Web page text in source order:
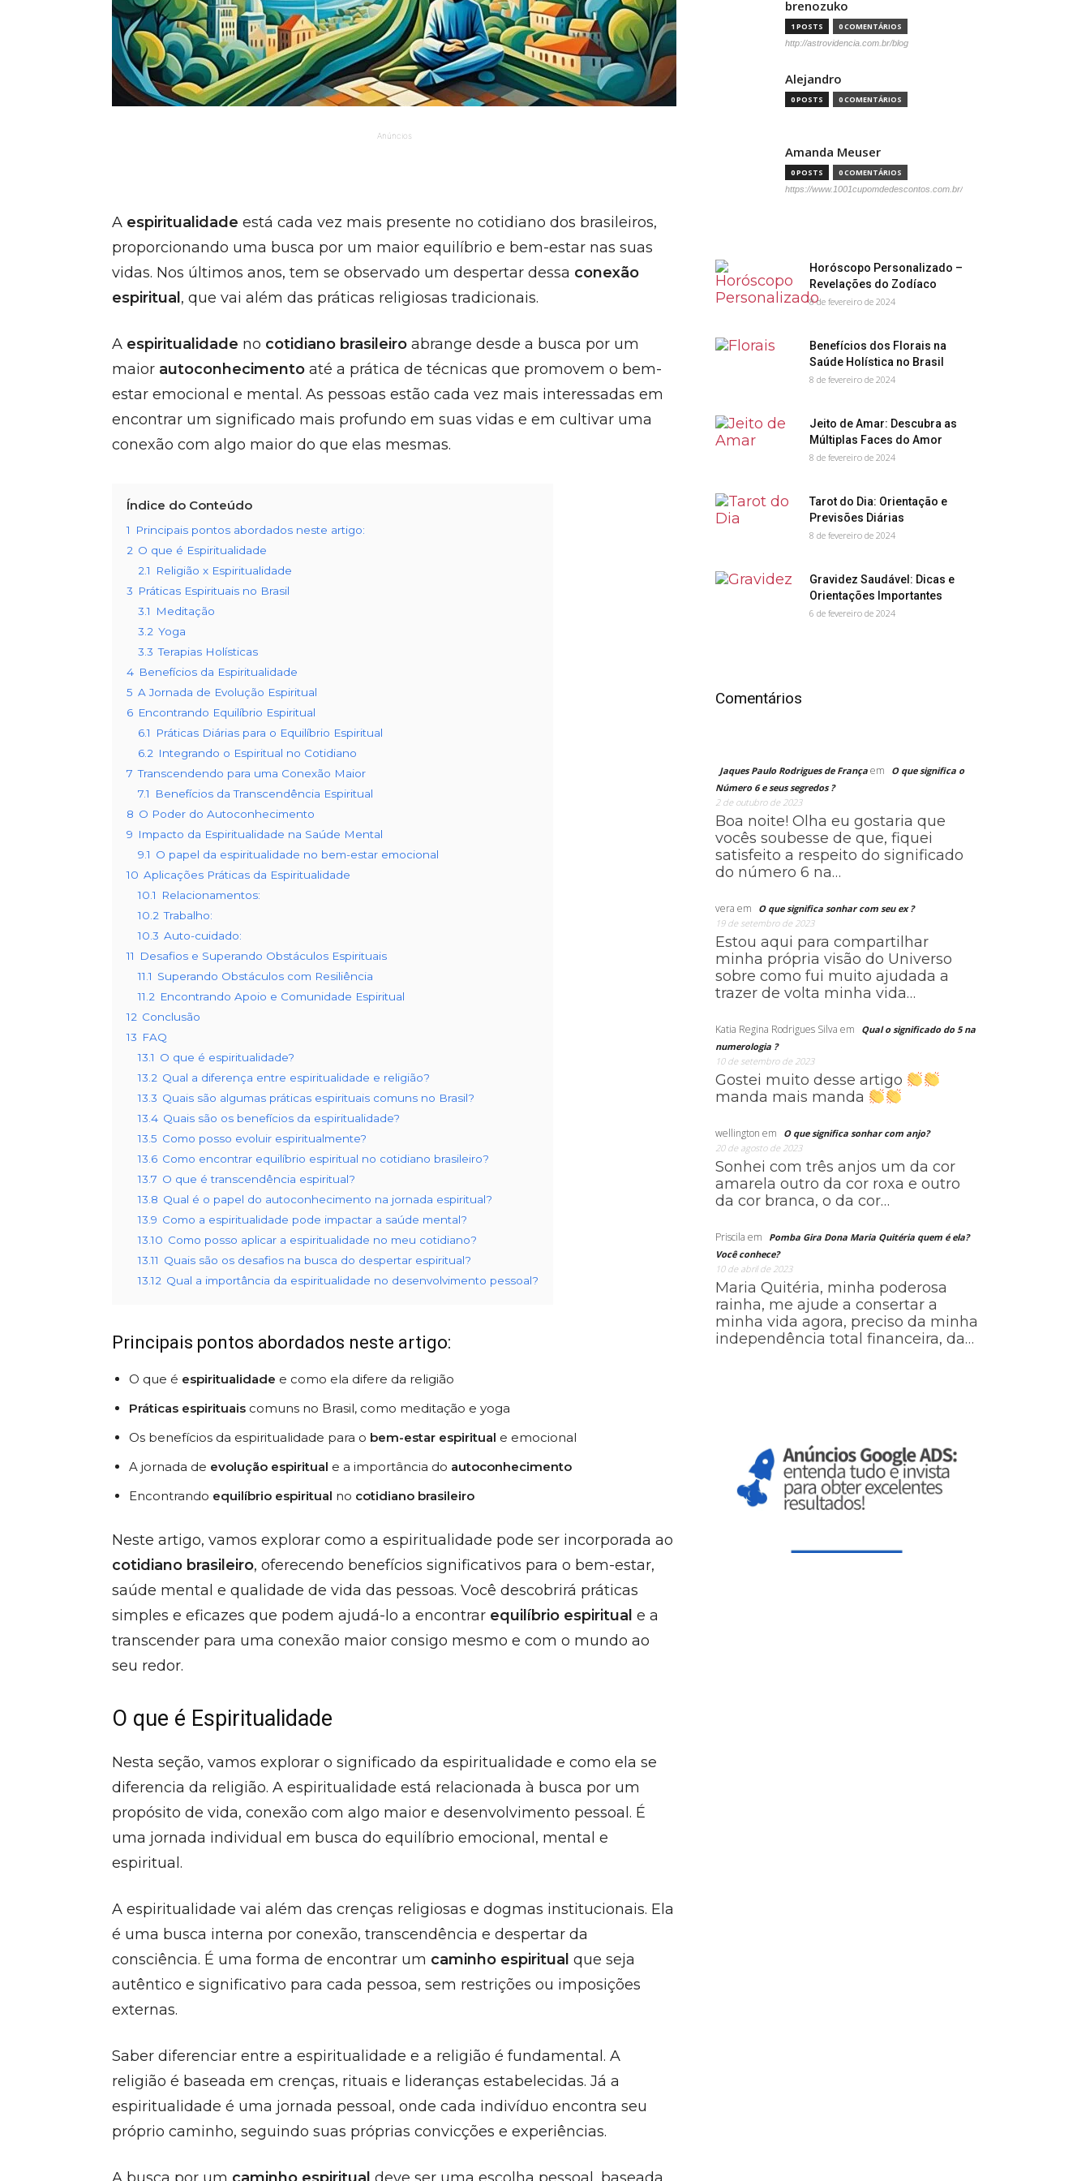
Anúncios
A espiritualidade está cada vez mais presente no cotidiano dos brasileiros,
proporcionando uma busca por um maior equilíbrio e bem-estar nas suas
vidas. Nos últimos anos, tem se observado um despertar dessa conexão
espiritual , que vai além das práticas religiosas tradicionais.
A espiritualidade no cotidiano brasileiro abrange desde a busca por um
maior autoconhecimento até a prática de técnicas que promovem o bem-
estar emocional e mental. As pessoas estão cada vez mais interessadas em
encontrar um significado mais profundo em suas vidas e em cultivar uma
conexão com algo maior do que elas mesmas.
Índice do Conteúdo
1
Principais pontos abordados neste artigo:
2 O que é Espiritualidade
2.1
Religião x Espiritualidade
3 Práticas Espirituais no Brasil
3.1
Meditação
3.2 Yoga
3.3 Terapias Holísticas
4 Benefícios da Espiritualidade
5 A Jornada de Evolução Espiritual
6 Encontrando Equilíbrio Espiritual
6.1
Práticas Diárias para o Equilíbrio Espiritual
6.2 Integrando o Espiritual no Cotidiano
7 Transcendendo para uma Conexão Maior
7.1
Benefícios da Transcendência Espiritual
8 O Poder do Autoconhecimento
9 Impacto da Espiritualidade na Saúde Mental
9.1 O papel da espiritualidade no bem-estar emocional
10 Aplicações Práticas da Espiritualidade
10.1
Relacionamentos:
10.2 Trabalho:
10.3 Auto-cuidado:
11
Desafios e Superando Obstáculos Espirituais
11.1 Superando Obstáculos com Resiliência
11.2 Encontrando Apoio e Comunidade Espiritual
12 Conclusão
13 FAQ
13.1 O que é espiritualidade?
13.2 Qual a diferença entre espiritualidade e religião?
13.3 Quais são algumas práticas espirituais comuns no Brasil?
13.4 Quais são os benefícios da espiritualidade?
13.5 Como posso evoluir espiritualmente?
13.6 Como encontrar equilíbrio espiritual no cotidiano brasileiro?
13.7 O que é transcendência espiritual?
13.8 Qual é o papel do autoconhecimento na jornada espiritual?
13.9 Como a espiritualidade pode impactar a saúde mental?
13.10 Como posso aplicar a espiritualidade no meu cotidiano?
13.11 Quais são os desafios na busca do despertar espiritual?
13.12 Qual a importância da espiritualidade no desenvolvimento pessoal?
Principais pontos abordados neste artigo:
O que é espiritualidade e como ela difere da religião
Práticas espirituais comuns no Brasil, como meditação e yoga
Os benefícios da espiritualidade para o bem-estar espiritual e emocional
A jornada de evolução espiritual e a importância do autoconhecimento
Encontrando equilíbrio espiritual no cotidiano brasileiro
Neste artigo, vamos explorar como a espiritualidade pode ser incorporada ao
cotidiano brasileiro, oferecendo benefícios significativos para o bem-estar,
saúde mental e qualidade de vida das pessoas. Você descobrirá práticas
simples e eficazes que podem ajudá-lo a encontrar equilíbrio espiritual e a
transcender para uma conexão maior consigo mesmo e com o mundo ao
seu redor.
O que é Espiritualidade
Nesta seção, vamos explorar o significado da espiritualidade e como ela se
diferencia da religião. A espiritualidade está relacionada à busca por um
propósito de vida, conexão com algo maior e desenvolvimento pessoal. É
uma jornada individual em busca do equilíbrio emocional, mental e
espiritual.
A espiritualidade vai além das crenças religiosas e dogmas institucionais. Ela
é uma busca interna por conexão, transcendência e despertar da
consciência. É uma forma de encontrar um caminho espiritual que seja
autêntico e significativo para cada pessoa, sem restrições ou imposições
externas.
Saber diferenciar entre a espiritualidade e a religião é fundamental. A
religião é baseada em crenças, rituais e lideranças estabelecidas. Já a
espiritualidade é uma jornada pessoal, onde cada indivíduo encontra seu
próprio caminho, seguindo suas próprias convicções e experiências.
brenozuko
1 POSTS 0 COMENTÁRIOS
http://astrovidencia.com.br/blog
Alejandro
0 POSTS 0 COMENTÁRIOS
Amanda Meuser
0 POSTS 0 COMENTÁRIOS
https://www.1001cupomdedescontos.com.br/
Horóscopo Personalizado –
Revelações do Zodíaco
8 de fevereiro de 2024
Benefícios dos Florais na
Saúde Holística no Brasil
8 de fevereiro de 2024
Jeito de Amar: Descubra as
Múltiplas Faces do Amor
8 de fevereiro de 2024
Tarot do Dia: Orientação e
Previsões Diárias
8 de fevereiro de 2024
Gravidez Saudável: Dicas e
Orientações Importantes
6 de fevereiro de 2024
Comentários
Jaques Paulo Rodrigues de França em
O que significa o
Número 6 e seus segredos ?
2 de outubro de 2023
Boa noite! Olha eu gostaria que
vocês soubesse de que, fiquei
satisfeito a respeito do significado
do número 6 na…
vera em
O que significa sonhar com seu ex ?
19 de setembro de 2023
Estou aqui para compartilhar
minha própria visão do Universo
sobre como fui muito ajudada a
trazer de volta minha vida…
Katia Regina Rodrigues Silva em
Qual o significado do 5 na
numerologia ?
10 de setembro de 2023
Gostei muito desse artigo
manda mais manda
wellington em
O que significa sonhar com anjo?
20 de agosto de 2023
Sonhei com três anjos um da cor
amarela outro da cor roxa e outro
da cor branca, o da cor…
Priscila em
Pomba Gira Dona Maria Quitéria quem é ela?
Você conhece?
10 de abril de 2023
Maria Quitéria, minha poderosa
rainha, me ajude a consertar a
minha vida agora, preciso da minha
independência total financeira, da…